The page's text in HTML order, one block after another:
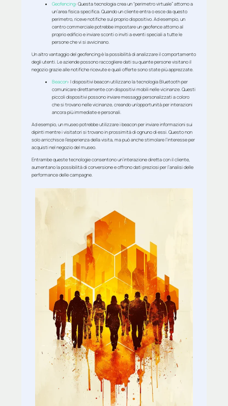
Geofencing: Questa tecnologia crea un “perimetro virtuale” attorno a
un’area fisica specifica. Quando un cliente entra o esce da questo
perimetro, riceve notifiche sul proprio dispositivo. Ad esempio, un
centro commerciale potrebbe impostare un geofence attorno al
proprio edificio e inviare sconti o inviti a eventi speciali a tutte le
persone che vi si avvicinano.
Un altro vantaggio del geofencing è la possibilità di analizzare il comportamento
degli utenti. Le aziende possono raccogliere dati su quante persone visitano il
negozio grazie alle notifiche ricevute e quali offerte sono state più apprezzate.
Beacon: I dispositivi beacon utilizzano la tecnologia Bluetooth per
comunicare direttamente con dispositivi mobili nelle vicinanze. Questi
piccoli dispositivi possono inviare messaggi personalizzati a coloro
che si trovano nelle vicinanze, creando un’opportunità per interazioni
ancora più immediate e personali.
Ad esempio, un museo potrebbe utilizzare i beacon per inviare informazioni sui
dipinti mentre i visitatori si trovano in prossimità di ognuno di essi. Questo non
solo arricchisce l’esperienza della visita, ma può anche stimolare l’interesse per
acquisti nel negozio del museo.
Entrambe queste tecnologie consentono un’interazione diretta con il cliente,
aumentano la possibilità di conversione e offrono dati preziosi per l’analisi delle
performance delle campagne.